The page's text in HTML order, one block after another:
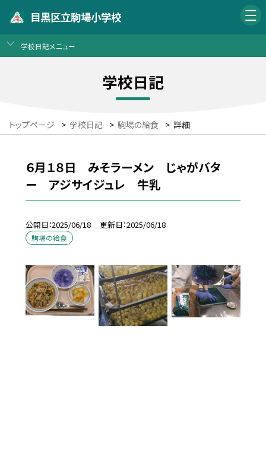
目黒区立駒場小学校
学校日記メニュー
学校日記
トップページ > 学校日記 > 駒場の給食 > 詳細
６月１８日 みそラーメン じゃがバタ
ー アジサイジュレ 牛乳
公開日 2025/06/18 更新日 2025/06/18
駒場の給食